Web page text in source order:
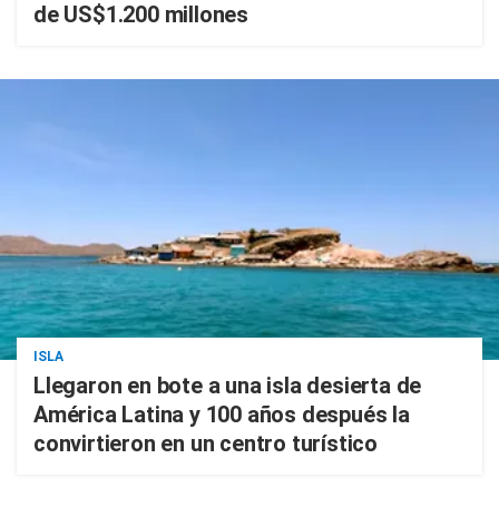
de US$1.200 millones
ISLA
Llegaron en bote a una isla desierta de
América Latina y 100 años después la
convirtieron en un centro turístico